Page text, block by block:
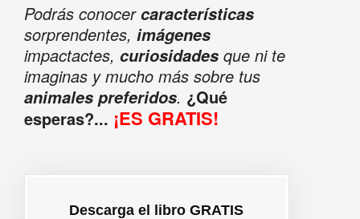
Podrás conocercaracterísticas
sorprendentes, imágenes
impactactes, curiosidadesque ni te
imaginas y mucho más sobre tus
animales preferidos. ¿Qué
esperas?... ¡ES GRATIS!
Descarga el libro GRATIS